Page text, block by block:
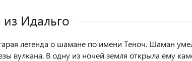
Идальго
легенда о шамане по имени Теноч. Шаман
вулкана. В одну из ночей земля открыла ему